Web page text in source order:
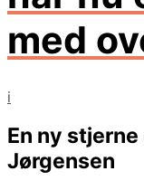
med
i
En ny
Jørgensen